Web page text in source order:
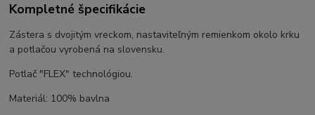
Kompletné špecifikácie
Zástera s dvojitým vreckom, nastaviteľným remienkom okolo krku
a potlačou vyrobená na slovensku.
Potlač "FLEX" technológiou.
Materiál: 100% bavlna